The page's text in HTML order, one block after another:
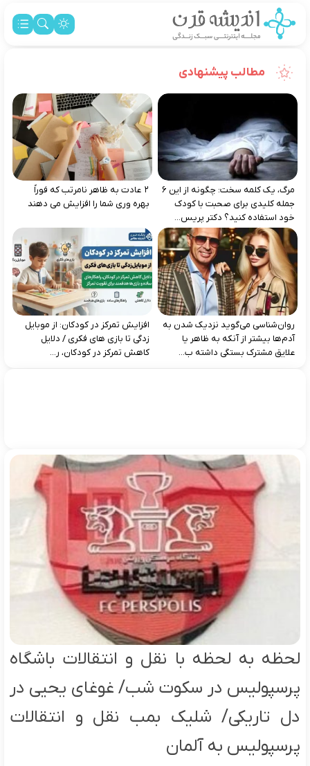
لحظه به لحظه با نقل و انتقالات باشگاه
پرسپولیس در سکوت شب/ غوغای یحیی در
دل تاریکی/ شلیک بمب نقل و انتقالات
پرسپولیس به آلمان
مطالب پیشنهادی
مرگ، یک کلمه سخت: چگونه از این ۶
جمله کلیدی برای صحبت با کودک
خود استفاده کنید؟ دکتر پریس...
۲ عادت به‌ ظاهر نامرتب که فوراً
بهره‌ وری شما را افزایش می‌ دهند
روان‌شناسی می‌گوید نزدیک شدن به
آدم‌ها بیشتر از آنکه به ظاهر یا
علایق مشترک بستگی داشته ب...
افزایش تمرکز در کودکان: از موبایل‌
زدگی تا بازی‌ های فکری / دلایل
کاهش تمرکز در کودکان، ر...